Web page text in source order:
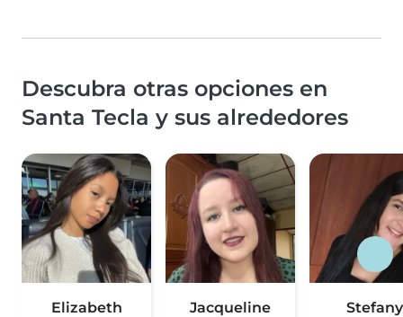
Descubra otras opciones en
Santa Tecla y sus alrededores
Elizabeth Jacqueline Stefany